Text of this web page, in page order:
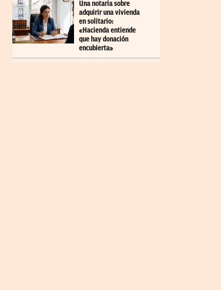
Una notaria sobre
adquirir una vivienda
en solitario:
«Hacienda entiende
que hay donación
encubierta»